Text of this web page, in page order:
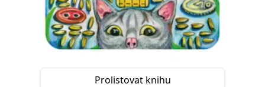
Prolistovat knihu